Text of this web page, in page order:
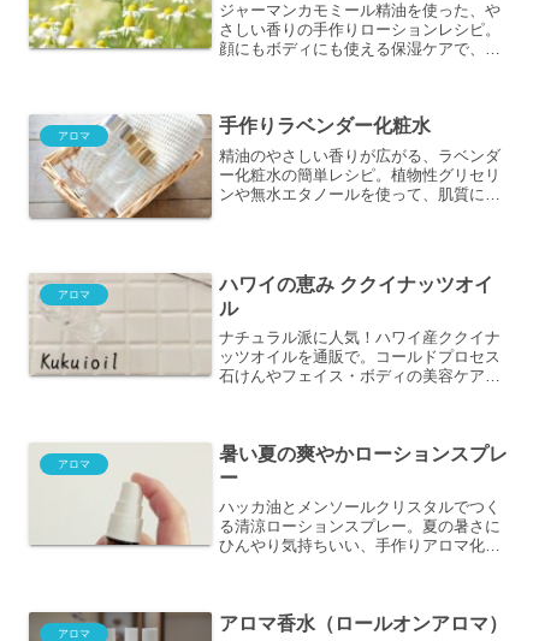
ジャーマンカモミール精油を使った、や
さしい香りの手作りローションレシピ。
顔にもボディにも使える保湿ケアで、お
アロマ 手作りラベンダー化粧水
精油のやさしい香りが広がる、ラベンダ
ー化粧水の簡単レシピ。植物性グリセリ
ンや無水エタノールを使って、肌質に合
アロマ
ハワイの恵み ククイナッツオイ
ル
ナチュラル派に人気！ハワイ産ククイナ
ッツオイルを通販で。コールドプロセス
石けんやフェイス・ボディの美容ケアに
アロマ
暑い夏の爽やかローションスプレ
ー
ハッカ油とメンソールクリスタルでつく
る清涼ローションスプレー。夏の暑さに
ひんやり気持ちいい、手作りアロマ化粧
アロマ アロマ香水（ロールオンアロマ）